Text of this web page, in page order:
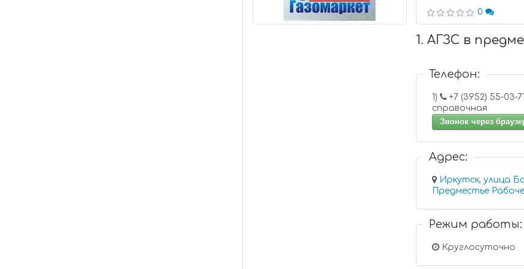
0
1. АГЗС в
Телефон:
1)
+7 (3952) 55-03-71 единая
справочная
Звонок через
Адрес:
Иркутск, улица
Предместье
Режим работы:
Круглосуточно